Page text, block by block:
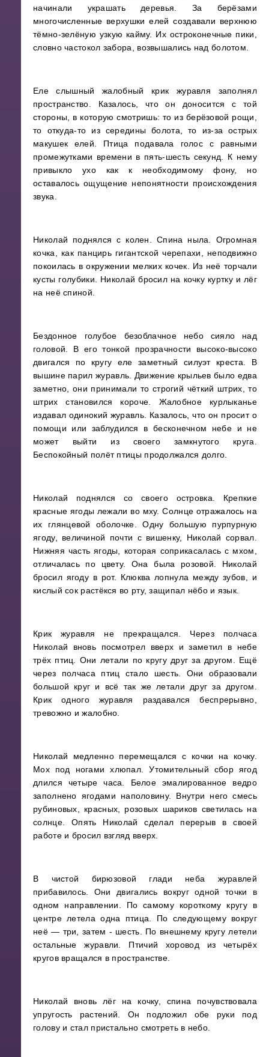
начинали украшать деревья. За берёзами
многочисленные верхушки елей создавали верхнюю
тёмно-зелёную узкую кайму. Их остроконечные пики,
словно частокол забора, возвышались над болотом.
Еле слышный жалобный крик журавля заполнял
пространство. Казалось, что он доносится с той
стороны, в которую смотришь: то из берёзовой рощи,
то откуда-то из середины болота, то из-за острых
макушек елей. Птица подавала голос с равными
промежутками времени в пять-шесть секунд. К нему
привыкло ухо как к необходимому фону, но
оставалось ощущение непонятности происхождения
звука.
Николай поднялся с колен. Спина ныла. Огромная
кочка, как панцирь гигантской черепахи, неподвижно
покоилась в окружении мелких кочек. Из неё торчали
кусты голубики. Николай бросил на кочку куртку и лёг
на неё спиной.
Бездонное голубое безоблачное небо сияло над
головой. В его тонкой прозрачности высоко-высоко
двигался по кругу еле заметный силуэт креста. В
вышине парил журавль. Движение крыльев было едва
заметно, они принимали то строгий чёткий штрих, то
штрих становился короче. Жалобное курлыканье
издавал одинокий журавль. Казалось, что он просит о
помощи или заблудился в бесконечном небе и не
может выйти из своего замкнутого круга.
Беспокойный полёт птицы продолжался долго.
Николай поднялся со своего островка. Крепкие
красные ягоды лежали во мху. Солнце отражалось на
их глянцевой оболочке. Одну большую пурпурную
ягоду, величиной почти с вишенку, Николай сорвал.
Нижняя часть ягоды, которая соприкасалась с мхом,
отличалась по цвету. Она была розовой. Николай
бросил ягоду в рот. Клюква лопнула между зубов, и
кислый сок растёкся во рту, защипал нёбо и язык.
Крик журавля не прекращался. Через полчаса
Николай вновь посмотрел вверх и заметил в небе
трёх птиц. Они летали по кругу друг за другом. Ещё
через полчаса птиц стало шесть. Они образовали
большой круг и всё так же летали друг за другом.
Крик одного журавля раздавался беспрерывно,
тревожно и жалобно.
Николай медленно перемещался с кочки на кочку.
Мох под ногами хлюпал. Утомительный сбор ягод
длился четыре часа. Белое эмалированное ведро
заполнено ягодами наполовину. Внутри него смесь
рубиновых, красных, розовых шариков светилась на
солнце. Опять Николай сделал перерыв в своей
работе и бросил взгляд вверх.
В чистой бирюзовой глади неба журавлей
прибавилось. Они двигались вокруг одной точки в
одном направлении. По самому короткому кругу в
центре летела одна птица. По следующему вокруг
неё — три, затем - шесть. По внешнему кругу летели
остальные журавли. Птичий хоровод из четырёх
кругов вращался в пространстве.
Николай вновь лёг на кочку, спина почувствовала
упругость растений. Он подложил обе руки под
голову и стал пристально смотреть в небо.